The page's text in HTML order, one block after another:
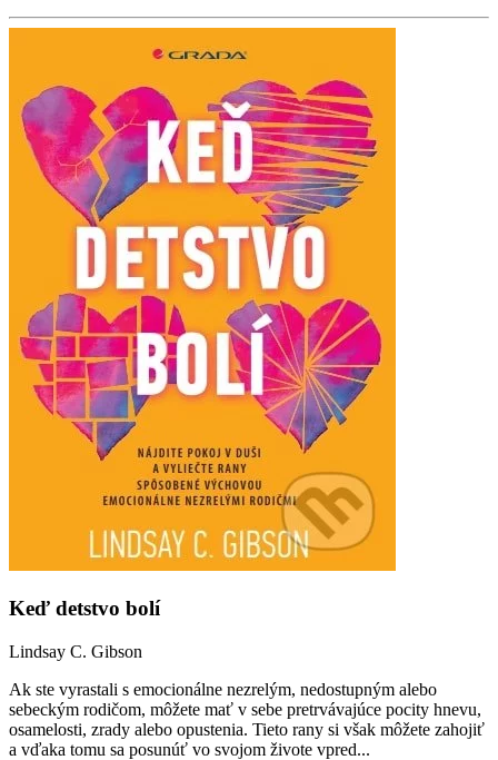
Keď detstvo bolí
Lindsay C. Gibson
Ak ste vyrastali s emocionálne nezrelým, nedostupným alebo
sebeckým rodičom, môžete mať v sebe pretrvávajúce pocity hnevu,
osamelosti, zrady alebo opustenia. Tieto rany si však môžete zahojiť
a vďaka tomu sa posunúť vo svojom živote vpred...